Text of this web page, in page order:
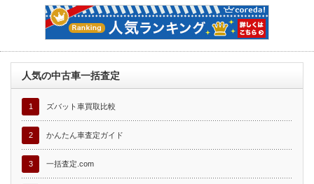
人気の中古車一括査定
1 ズバット車買取比較
2 かんたん車査定ガイド
3 一括査定.com